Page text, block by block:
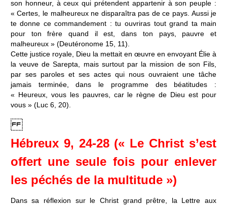
son honneur, à ceux qui prétendent appartenir à son peuple :
« Certes, le malheureux ne disparaîtra pas de ce pays. Aussi je
te donne ce commandement : tu ouvriras tout grand ta main
pour ton frère quand il est, dans ton pays, pauvre et
malheureux » (Deutéronome 15, 11).
Cette justice royale, Dieu la mettait en œuvre en envoyant Élie à
la veuve de Sarepta, mais surtout par la mission de son Fils,
par ses paroles et ses actes qui nous ouvraient une tâche
jamais terminée, dans le programme des béatitudes :
« Heureux, vous les pauvres, car le règne de Dieu est pour
vous » (Luc 6, 20).
Hébreux 9, 24-28 (« Le Christ s’est
offert une seule fois pour enlever
les péchés de la multitude »)
Dans sa réflexion sur le Christ grand prêtre, la Lettre aux